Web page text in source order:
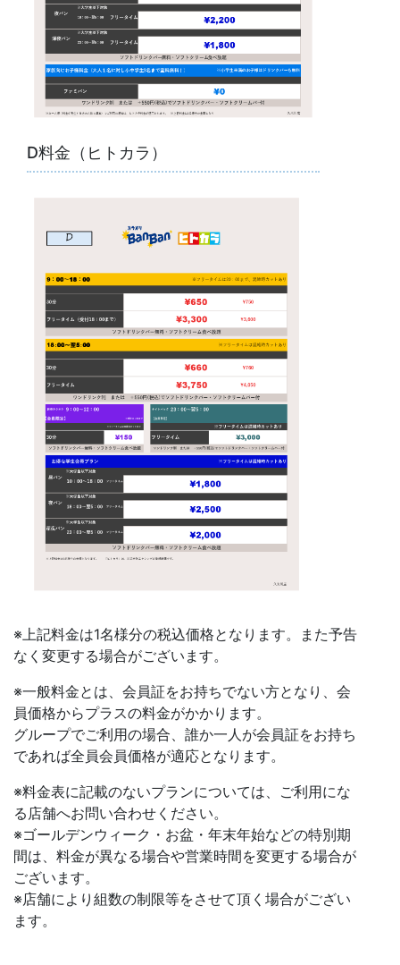
D料金（ヒトカラ）
※上記料金は1名様分の税込価格となります。また予告
なく変更する場合がございます。
※一般料金とは、会員証をお持ちでない方となり、会
員価格からプラスの料金がかかります。
グループでご利用の場合、誰か一人が会員証をお持ち
であれば全員会員価格が適応となります。
※料金表に記載のないプランについては、ご利用にな
る店舗へお問い合わせください。
※ゴールデンウィーク・お盆・年末年始などの特別期
間は、料金が異なる場合や営業時間を変更する場合が
ございます。
※店舗により組数の制限等をさせて頂く場合がござい
ます。